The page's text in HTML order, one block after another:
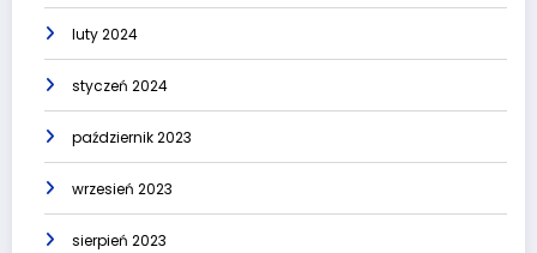
luty 2024
styczeń 2024
październik 2023
wrzesień 2023
sierpień 2023